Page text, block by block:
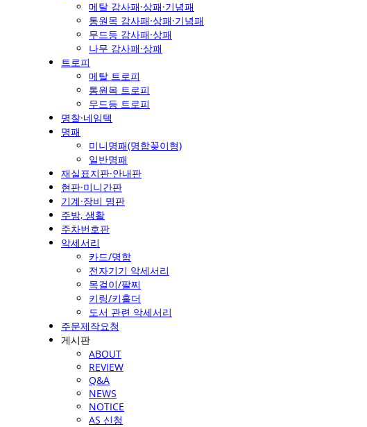
메탈 감사패·상패·기념패
통원목 감사패·상패·기념패
무드등 감사패·상패
나무 감사패·상패
트로피
메탈 트로피
통원목 트로피
무드등 트로피
명찰·네임텍
명패
미니명패(명함꽂이형)
일반명패
재실표지판·안내판
현판·미니간판
기계·장비 명판
주방, 생활
주차번호판
악세서리
카드/명함
전자기기 악세서리
목걸이/팔찌
키링/키홀더
도서 관련 악세서리
주문제작요청
게시판
ABOUT
REVIEW
Q&A
NEWS
NOTICE
AS 신청